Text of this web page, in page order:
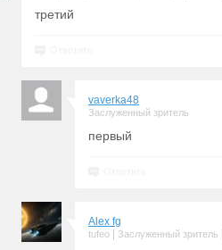
третий
vaverka48
Заслуженный зритель
первый
Alex fg
tufeo Заслуженный зритель